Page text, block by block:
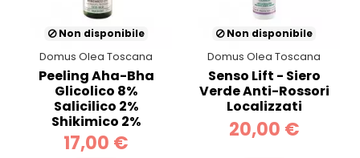
Non disponibile
Domus Olea Toscana
Peeling Aha-Bha
Glicolico 8%
Salicilico 2%
Shikimico 2%
17,00 €
Non disponibile
Domus Olea Toscana
Senso Lift - Siero
Verde Anti-Rossori
Localizzati
20,00 €